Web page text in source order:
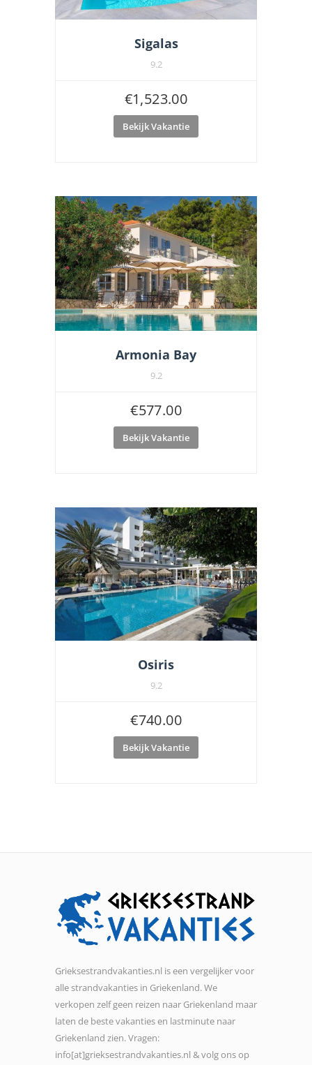
Sigalas
9.2
€1,523.00
Bekijk Vakantie
Armonia Bay
9.2
€577.00
Bekijk Vakantie
Osiris
9.2
€740.00
Bekijk Vakantie
Grieksestrandvakanties.nl is een vergelijker voor
alle strandvakanties in Griekenland. We
verkopen zelf geen reizen naar Griekenland maar
laten de beste vakanties en lastminute naar
Griekenland zien. Vragen:
info[at]grieksestrandvakanties.nl & volg ons op